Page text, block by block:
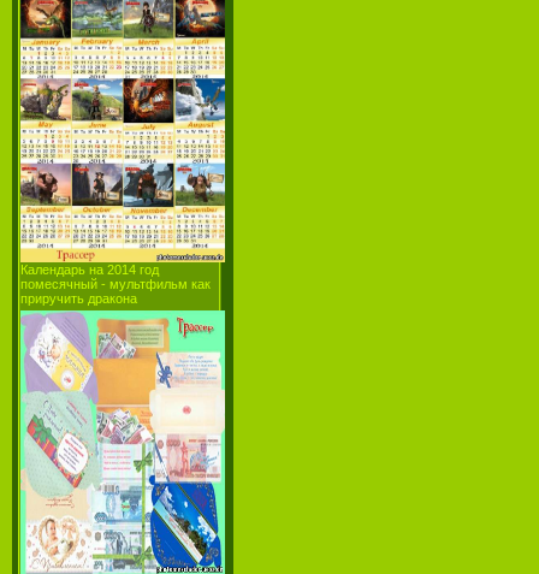
Календарь на 2014 год
помесячный - мультфильм как
приручить дракона